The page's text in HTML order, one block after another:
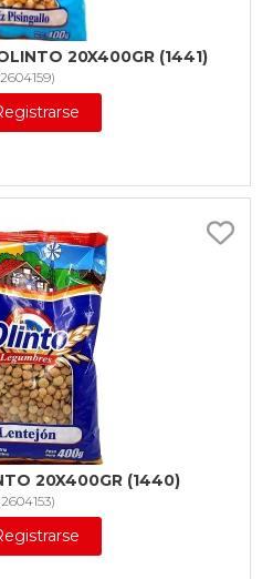
20X400GR (1441)
2604159)
20X400GR (1440)
2604153)